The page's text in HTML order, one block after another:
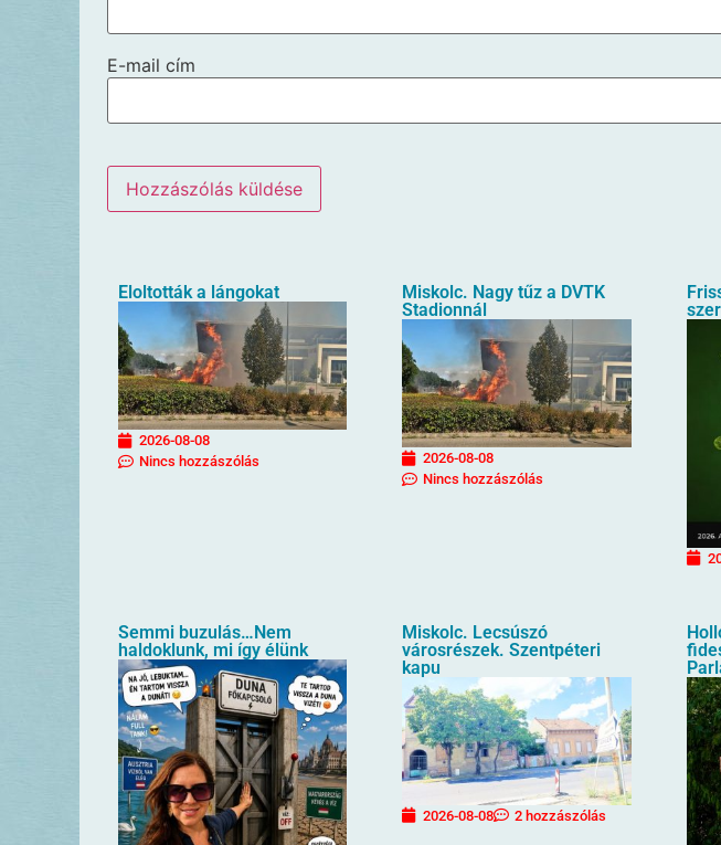
E-mail cím
Eloltották a lángokat
2026-08-08
Nincs hozzászólás
Miskolc. Nagy tűz a DVTK
Stadionnál
2026-08-08
Nincs hozzászólás
Semmi buzulás…Nem
haldoklunk, mi így élünk
Miskolc. Lecsúszó
városrészek. Szentpéteri
kapu
2026-08-08 2 hozzászólás